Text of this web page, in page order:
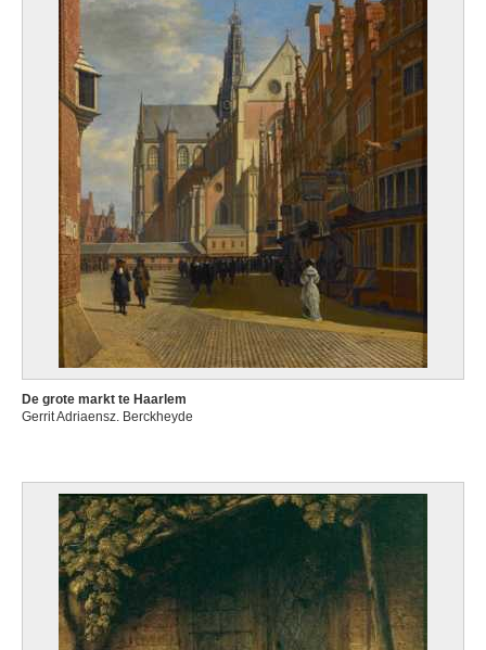
De grote markt te Haarlem
Gerrit Adriaensz. Berckheyde